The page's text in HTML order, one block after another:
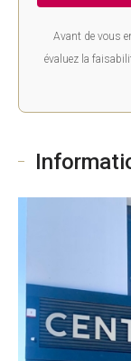
Avant de vous
évaluez la